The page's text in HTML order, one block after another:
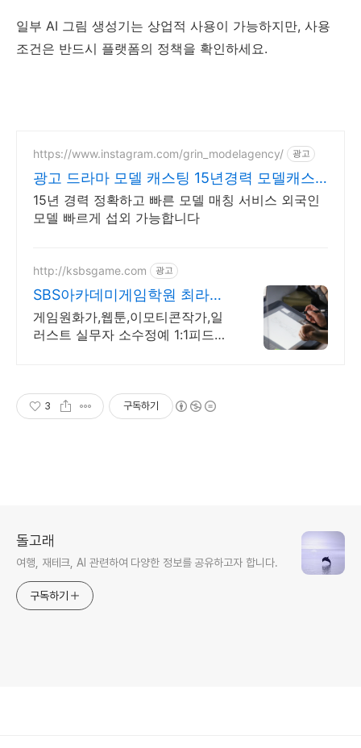
일부 AI 그림 생성기는 상업적 사용이 가능하지만, 사용
조건은 반드시 플랫폼의 정책을 확인하세요.
https://www.instagram.com/grin_modelagency/ 광고
광고 드라마 모델 캐스팅 15년경력 모델캐스
팅
15년 경력 정확하고 빠른 모델 매칭 서비스 외국인
모델 빠르게 섭외 가능합니다
http://ksbsgame.com 광고
SBS아카데미게임학원 최라일
실무자1:1개인맞춤별 진도
게임원화가,웹툰,이모티콘작가,일
러스트 실무자 소수정예 1:1피드백
다3 구독하기
돌고래
여행, 재테크, AI 관련하여 다양한 정보를 공유하고자 합니다.
구독하기